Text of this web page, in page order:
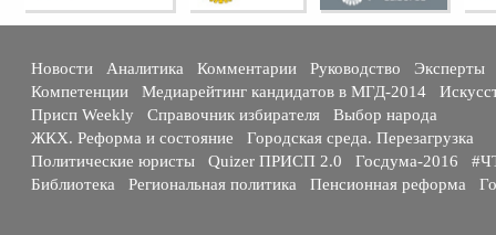
Новости Аналитика Комментарии Руководство
Эксперты
Компетенции
Медиарейтинг кандидатов в МГД-2014
Присп Weekly
Справочник избирателя
Выбор народа
ЖКХ. Реформа и состояние
Городская среда. Перезагрузка
Политические юристы
Quizer ПРИСП 2.0 Госдума-2016
Библиотека
Региональная политика Пенсионная реформа